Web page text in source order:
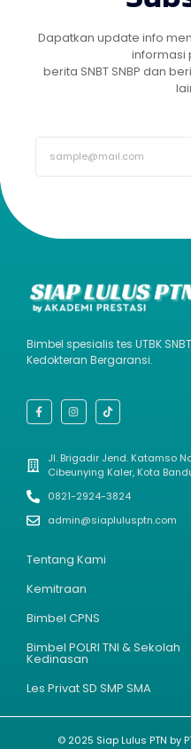
Dapatkan update info
informasi
berita SNBT SNBP dan
Bimbel spesialis tes UTBK
Kedokteran Bergaransi.
Jl. Brigadir Jend. Katamso
Cibeunying Kaler, Kota
0821-2924-3824
admin@siaplulusptn.com
Tentang Kami
Kemitraan
Bimbel CPNS
Bimbel POLRI TNI & Sekolah
Kedinasan
Les Privat SD SMP SMA
© 2025 Siap Lulus PTN by